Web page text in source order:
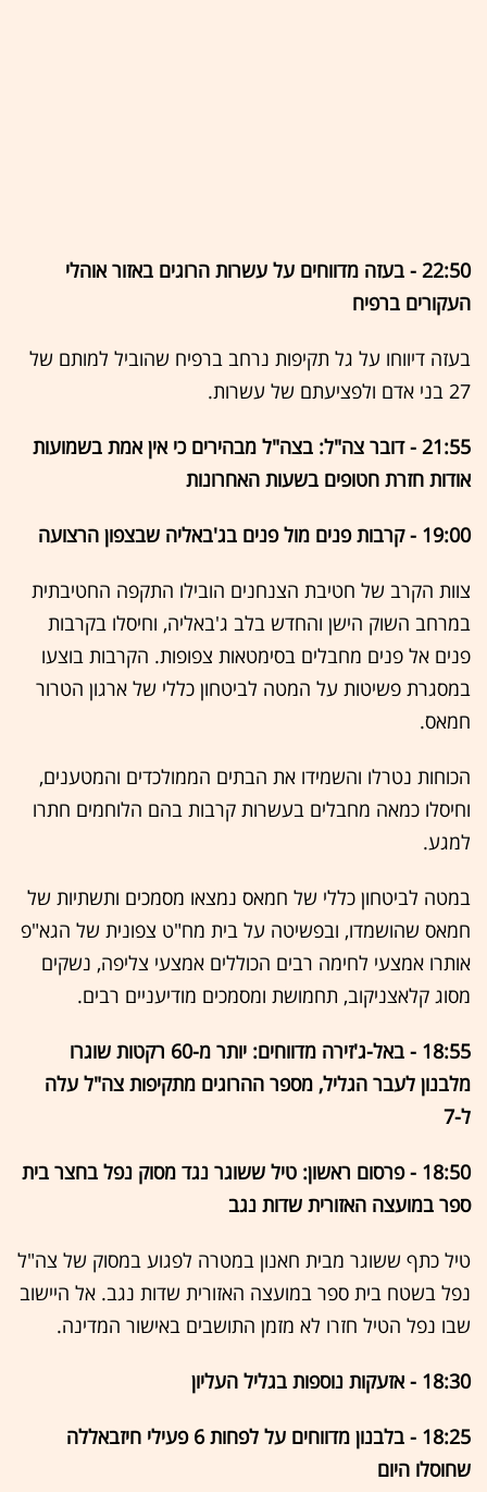
22:50 - בעזה מדווחים על עשרות הרוגים באזור אוהלי
העקורים ברפיח
בעזה דיווחו על גל תקיפות נרחב ברפיח שהוביל למותם של
27 בני אדם ולפציעתם של עשרות.
21:55 - דובר צה"ל: בצה"ל מבהירים כי אין אמת בשמועות
אודות חזרת חטופים בשעות האחרונות
19:00 - קרבות פנים מול פנים בג'באליה שבצפון הרצועה
צוות הקרב של חטיבת הצנחנים הובילו התקפה החטיבתית
במרחב השוק הישן והחדש בלב ג'באליה, וחיסלו בקרבות
פנים אל פנים מחבלים בסימטאות צפופות. הקרבות בוצעו
במסגרת פשיטות על המטה לביטחון כללי של ארגון הטרור
חמאס.
הכוחות נטרלו והשמידו את הבתים הממולכדים והמטענים,
וחיסלו כמאה מחבלים בעשרות קרבות בהם הלוחמים חתרו
למגע.
במטה לביטחון כללי של חמאס נמצאו מסמכים ותשתיות של
חמאס שהושמדו, ובפשיטה על בית מח"ט צפונית של הגא"פ
אותרו אמצעי לחימה רבים הכוללים אמצעי צליפה, נשקים
מסוג קלאצניקוב, תחמושת ומסמכים מודיעניים רבים.
18:55 - באל-ג'זירה מדווחים: יותר מ-60 רקטות שוגרו
מלבנון לעבר הגליל, מספר ההרוגים מתקיפות צה"ל עלה
ל-7
18:50 - פרסום ראשון: טיל ששוגר נגד מסוק נפל בחצר בית
ספר במועצה האזורית שדות נגב
טיל כתף ששוגר מבית חאנון במטרה לפגוע במסוק של צה"ל
נפל בשטח בית ספר במועצה האזורית שדות נגב. אל היישוב
שבו נפל הטיל חזרו לא מזמן התושבים באישור המדינה.
18:30 - אזעקות נוספות בגליל העליון
18:25 -
בלבנון מדווחים על לפחות 6 פעילי חיזבאללה
שחוסלו היום